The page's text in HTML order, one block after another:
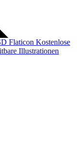
Flaticon Kostenlose
Illustrationen